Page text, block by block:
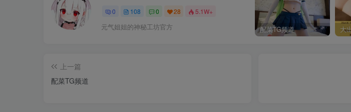
0 108 0 28 5.1W+
元气姐姐的神秘工坊官方 配菜TG频道
上一篇
配菜TG频道